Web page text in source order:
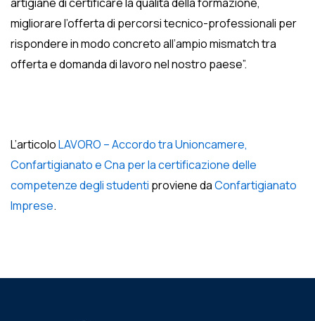
migliorare l’offerta di percorsi tecnico-professionali per
rispondere in modo concreto all’ampio mismatch tra
offerta e domanda di lavoro nel nostro paese”.
L’articoloLAVORO – Accordo tra Unioncamere,
Confartigianato e Cna per la certificazione delle
competenze degli studenti proviene daConfartigianato
Imprese.